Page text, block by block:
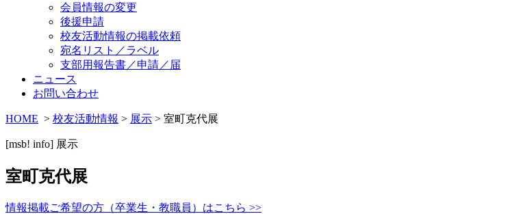
会員情報の変更
後援申請
校友活動情報の掲載依頼
宛名リスト／ラベル
支部用報告書／申請／届
ニュース
お問い合わせ
HOME > 校友活動情報 > 展示 > 室町克代展
[msb! info] 展示
室町克代展
情報掲載ご希望の方（卒業生・教職員）はこちら >>